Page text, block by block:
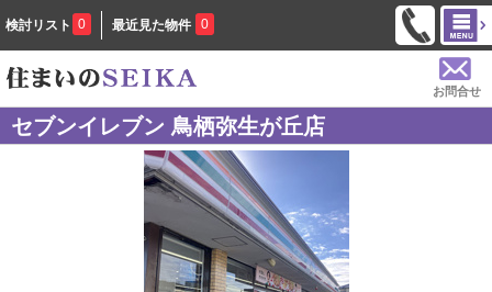
検討リスト 0 最近見た物件 0
お問合せ
セブンイレブン 鳥栖弥生が丘店